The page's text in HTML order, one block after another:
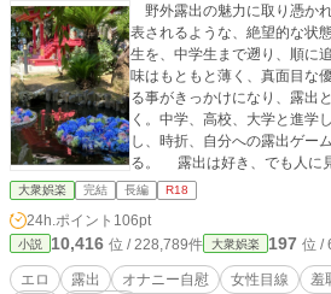
野外露出の魅力に取り憑か
表されるような、絶望的な状
生を、中学生まで遡り、順に追ってい
味はもともと薄く、真面目な
る事がきっかけになり、露出
く。中学、高校、大学と進学
し、時折、自分への露出ゲー
る。 露出は好き、でも人に
会に出て、小学校の教師にな
に変化していく。 そして、
て・・・。 主人公は特別な人でも有りませんし、魔法も使
えません。あなたのすぐ隣り
普通の女の子です。
大衆娯楽 完結 長編 R18
24h.ポイント 106pt
小説 10,416 位 / 228,789件 大衆娯楽 197 位 /
エロ 露出 オナニー自慰 女性目線 羞